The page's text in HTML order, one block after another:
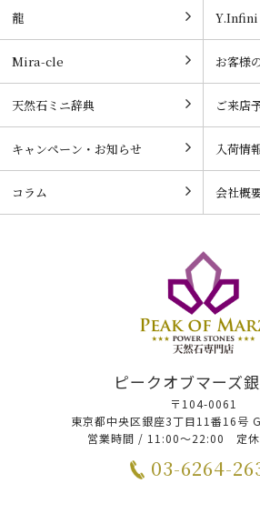
龍 Y.Infini
Mira-cle お客様
天然石ミニ辞典 ご来店
キャンペーン・お知らせ 入荷情
コラム 会社概
ピークオブマーズ
〒104-0061
東京都中央区銀座3丁目11番16号
営業時間 / 11:00～22:00 定
03-6264-